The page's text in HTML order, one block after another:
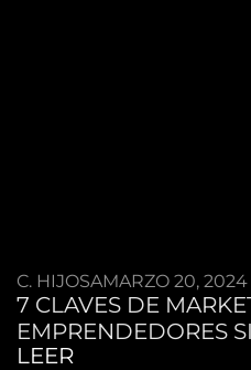
C. HIJOSAMARZO 20, 2024
7 CLAVES DE
EMPRENDEDORES
LEER